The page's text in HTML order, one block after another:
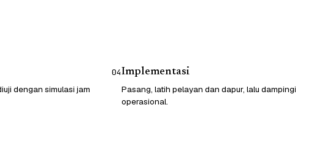
dengan simulasi jam
04Implementasi
Pasang, latih pelayan dan dapur, lalu dampingi
operasional.